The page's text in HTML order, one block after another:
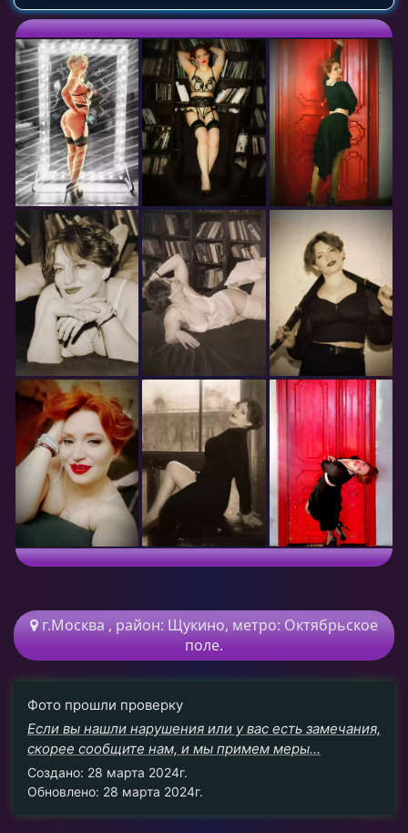
г.Москва , район: Щукино, метро: Октябрьское
поле.
Фото прошли проверку
Если вы нашли нарушения или у вас есть замечания,
скорее сообщите нам, и мы примем меры...
Создано: 28 марта 2024г.
Обновлено: 28 марта 2024г.